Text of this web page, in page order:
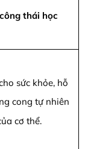
thái học
sức khỏe, hỗ
cong tự nhiên
cơ thể.